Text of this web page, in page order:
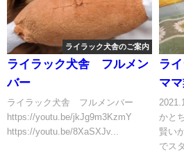
ライラック犬舎のご案内
ライラック犬舎 フルメン
バー
ライラック犬舎 フルメンバー
https://youtu.be/jkJg9m3KzmY
https://youtu.be/8XaSXJv...
ラ
ママ
ち
です
かと
賢い
でス